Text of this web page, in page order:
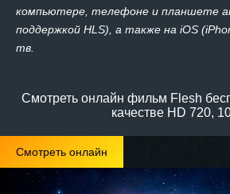
компьютере, телефоне и планшете
поддержкой HLS), а также на iOS
тв.
Смотреть онлайн фильм Flesh
качестве HD 720,
Смотреть онлайн